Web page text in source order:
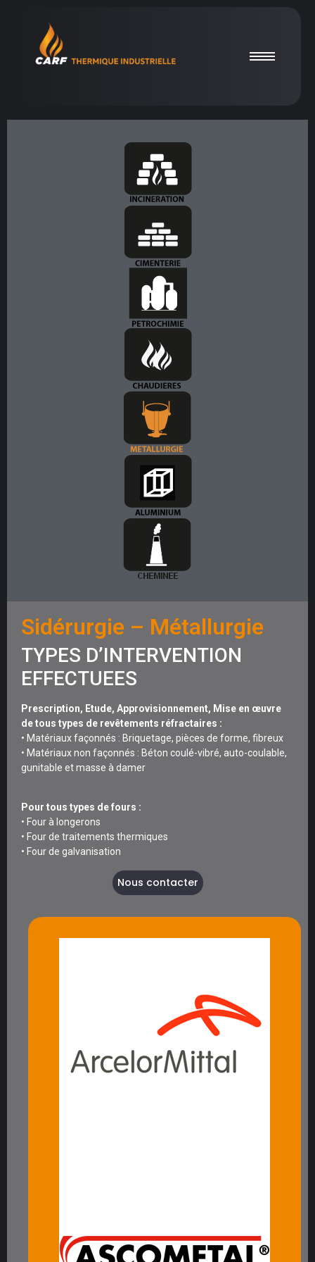
Sidérurgie – Métallurgie
TYPES D’INTERVENTION
EFFECTUEES
Prescription, Etude, Approvisionnement, Mise en œuvre
de tous types de revêtements réfractaires :
• Matériaux façonnés : Briquetage, pièces de forme, fibreux
• Matériaux non façonnés : Béton coulé-vibré, auto-coulable,
gunitable et masse à damer
Pour tous types de fours :
• Four à longerons
• Four de traitements thermiques
• Four de galvanisation
Nous contacter